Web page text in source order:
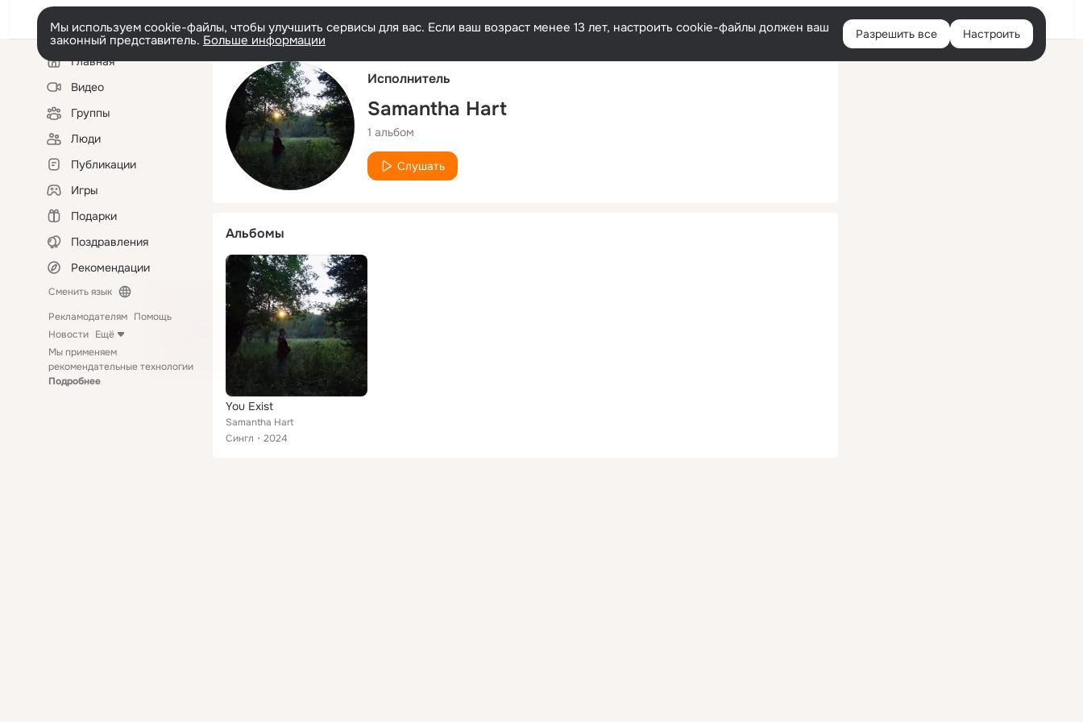
Русский Войти
Мы используем cookie-файлы, чтобы улучшить сервисы для вас. Если ваш возраст менее 13 лет, настроить cookie-файлы должен ваш
законный представитель. Больше информации Разрешить все Настроить
Левая
колонкаГлавная
Видео
Группы
Люди
Публикации
Игры
Подарки
Поздравления
Рекомендации
Сменить язык
Рекламодателям Помощь
Новости Ещё
Мы применяем
рекомендательные технологии
Подробнее
Исполнитель
Samantha Hart
1 альбом
Слушать
Альбомы
You Exist
Samantha Hart
Сингл
2024